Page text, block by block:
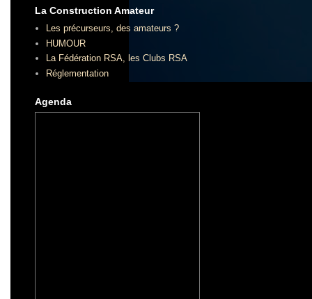
La Construction Amateur
Les précurseurs, des amateurs ?
HUMOUR
La Fédération RSA, les Clubs RSA
Réglementation
Agenda